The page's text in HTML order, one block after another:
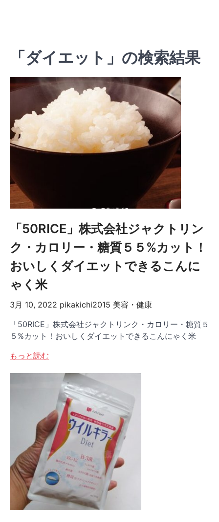
「ダイエット」の検索結果
「50RICE」株式会社ジャクトリン
ク・カロリー・糖質５５%カット！
おいしくダイエットできるこんに
ゃく米
3月 10, 2022 pikakichi2015 美容・健康
「50RICE」株式会社ジャクトリンク・カロリー・糖質５
５%カット！おいしくダイエットできるこんにゃく米
もっと読む